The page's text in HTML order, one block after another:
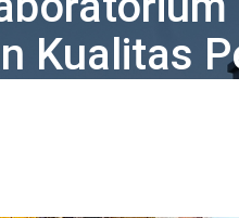
Kualitas